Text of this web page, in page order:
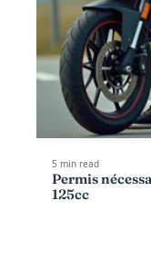
5 min read
Permis
125cc